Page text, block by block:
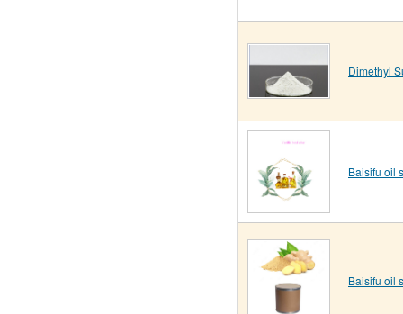
Dimethyl
Baisifu oil
Baisifu oil